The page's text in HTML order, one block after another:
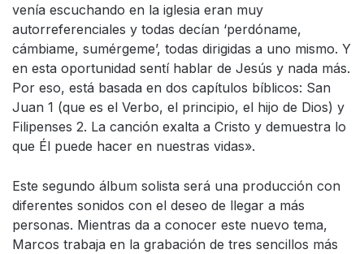
venía escuchando en la iglesia eran muy
autorreferenciales y todas decían ‘perdóname,
cámbiame, sumérgeme’, todas dirigidas a uno mismo. Y
en esta oportunidad sentí hablar de Jesús y nada más.
Por eso, está basada en dos capítulos bíblicos: San
Juan 1 (que es el Verbo, el principio, el hijo de Dios) y
Filipenses 2. La canción exalta a Cristo y demuestra lo
que Él puede hacer en nuestras vidas».
Este segundo álbum solista será una producción con
diferentes sonidos con el deseo de llegar a más
personas. Mientras da a conocer este nuevo tema,
Marcos trabaja en la grabación de tres sencillos más